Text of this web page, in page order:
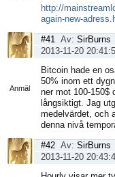
http://
again-new-
Anmäl
#41 Av: SirBurns
2013-11-20
Bitcoin hade en
50% inom ett
ner mot 100-150$
långsiktigt. Jag
medelvärdet, och
denna nivå
#42 Av: SirBurns
2013-11-20